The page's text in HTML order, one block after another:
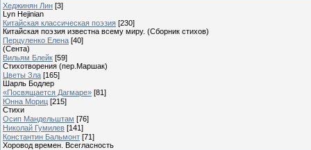
Хеджинян Лин [3]
Lyn Hejinian
Китайская классическая поэзия [230]
Китайская поэзия известна всему миру. (Сборник стихов)
Перцуленко Елена [40]
(Сента)
Вильям Блейк [59]
Стихотворения (пер.Маршак)
Цветы Зла [165]
Шарль Бодлер
«Посвящается Дагмаре» [81]
Юнна Мориц [215]
Стихи
Осип Мандельштам [76]
Николай Гумилев [141]
Константин Бальмонт [71]
Хоровод времен. Всегласность